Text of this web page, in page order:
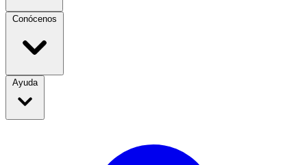
Conócenos
Ayuda